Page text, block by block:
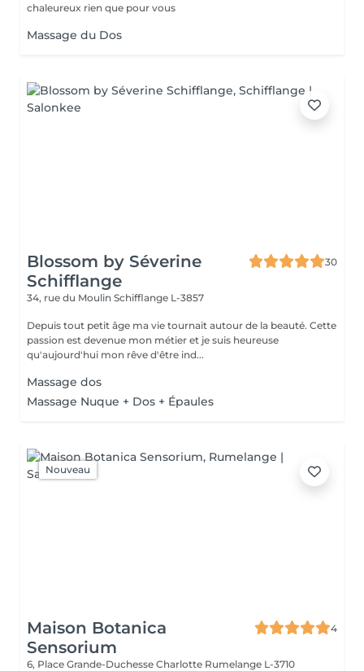
chaleureux rien que pour vous
Massage du Dos
Blossom by Séverine
Schifflange
30
34, rue du Moulin Schifflange L-3857
Depuis tout petit âge ma vie tournait autour de la beauté. Cette
passion est devenue mon métier et je suis heureuse
qu'aujourd'hui mon rêve d'être ind...
Massage dos
Massage Nuque + Dos + Épaules
Nouveau
Maison Botanica
Sensorium
4
6, Place Grande-Duchesse Charlotte Rumelange L-3710